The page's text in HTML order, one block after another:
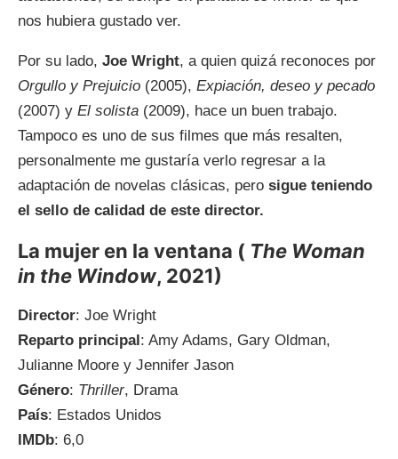
nos hubiera gustado ver.
Por su lado, Joe Wright, a quien quizá reconoces por
Orgullo y Prejuicio (2005), Expiación, deseo y pecado
(2007) y El solista (2009), hace un buen trabajo.
Tampoco es uno de sus filmes que más resalten,
personalmente me gustaría verlo regresar a la
adaptación de novelas clásicas, pero sigue teniendo
el sello de calidad de este director.
La mujer en la ventana ( The Woman
in the Window, 2021)
Director: Joe Wright
Reparto principal : Amy Adams, Gary Oldman,
Julianne Moore y Jennifer Jason
Género: Thriller, Drama
País: Estados Unidos
IMDb: 6,0